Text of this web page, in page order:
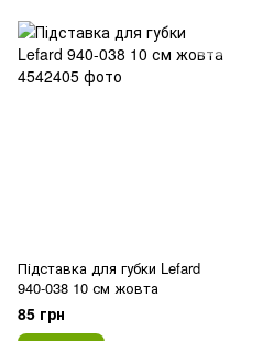
Підставка для губки Lefard
940-038 10 см жовта
85 грн